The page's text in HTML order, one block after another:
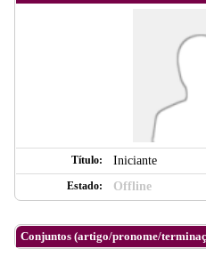
Título: Iniciante
Estado: Offline
Conjuntos (artigo/pronome/